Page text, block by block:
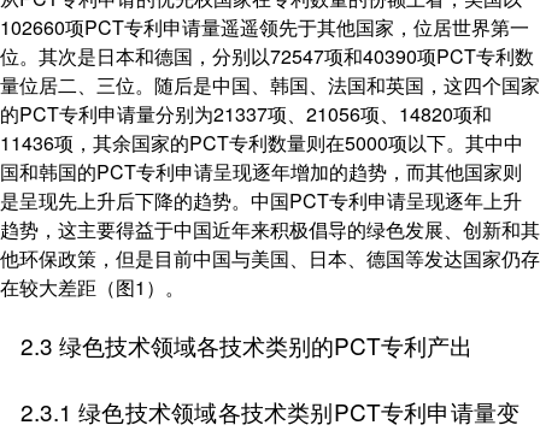
102660项PCT专利申请量遥遥领先于其他国家，位居世界第一
位。其次是日本和德国，分别以72547项和40390项PCT专利数
量位居二、三位。随后是中国、韩国、法国和英国，这四个国家
的PCT专利申请量分别为21337项、21056项、14820项和
11436项，其余国家的PCT专利数量则在5000项以下。其中中
国和韩国的PCT专利申请呈现逐年增加的趋势，而其他国家则
是呈现先上升后下降的趋势。中国PCT专利申请呈现逐年上升
趋势，这主要得益于中国近年来积极倡导的绿色发展、创新和其
他环保政策，但是目前中国与美国、日本、德国等发达国家仍存
在较大差距（图1）。
2.3 绿色技术领域各技术类别的PCT专利产出
2.3.1 绿色技术领域各技术类别PCT专利申请量变